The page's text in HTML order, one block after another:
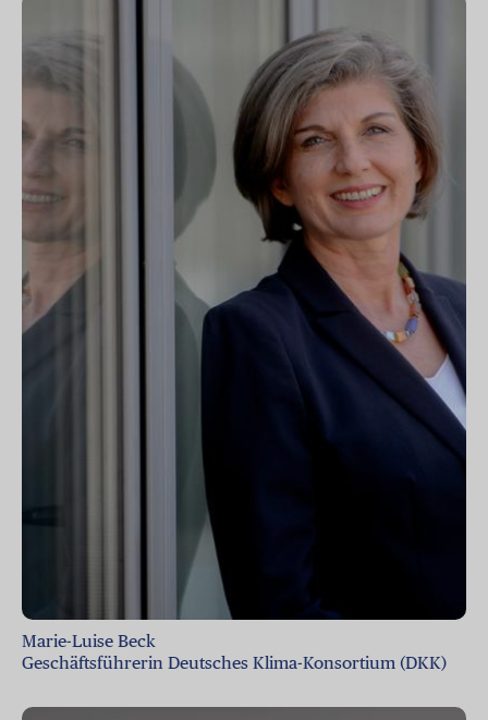
Marie-Luise Beck
Geschäftsführerin Deutsches Klima-Konsortium (DKK)